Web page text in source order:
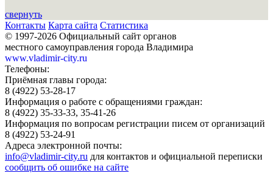
свернуть
Контакты Карта сайта Статистика
© 1997-2026 Официальный сайт органов
местного самоуправления города Владимира
www.vladimir-city.ru
Телефоны:
Приёмная главы города:
8 (4922) 53-28-17
Информация о работе с обращениями граждан:
8 (4922) 35-33-33, 35-41-26
Информация по вопросам регистрации писем от организаций
8 (4922) 53-24-91
Адреса электронной почты:
info@vladimir-city.ru для контактов и официальной переписки
сообщить об ошибке на сайте